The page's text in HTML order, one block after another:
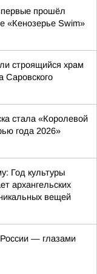
прошёл
«Кенозерье Swim»
строящийся храм
Саровского
стала «Королевой
года 2026»
Год культуры
архангельских
вещей
— глазами